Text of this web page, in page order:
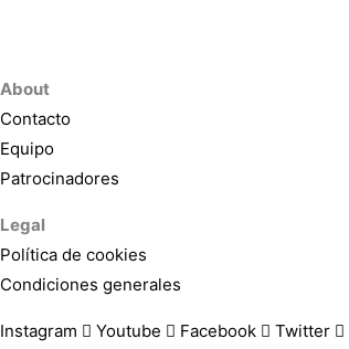
About
Contacto
Equipo
Patrocinadores
Legal
Política de cookies
Condiciones generales
Instagram Youtube Facebook Twitter